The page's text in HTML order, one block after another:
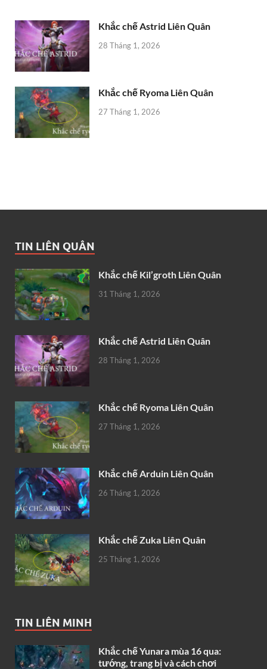
Khắc chế Astrid Liên Quân
28 Tháng 1, 2026
Khắc chế Ryoma Liên Quân
27 Tháng 1, 2026
TIN LIÊN QUÂN
Khắc chế Kil’groth Liên Quân
31 Tháng 1, 2026
Khắc chế Astrid Liên Quân
28 Tháng 1, 2026
Khắc chế Ryoma Liên Quân
27 Tháng 1, 2026
Khắc chế Arduin Liên Quân
26 Tháng 1, 2026
Khắc chế Zuka Liên Quân
25 Tháng 1, 2026
TIN LIÊN MINH
Khắc chế Yunara mùa 16 qua:
tướng, trang bị và cách chơi